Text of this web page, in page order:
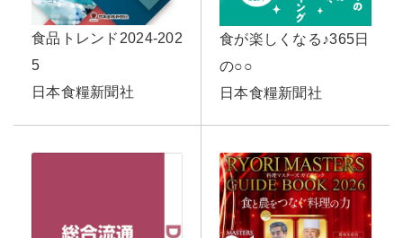
食品トレンド2024-202
5
日本食糧新聞社
食が楽しくなる♪365日
の○○
日本食糧新聞社